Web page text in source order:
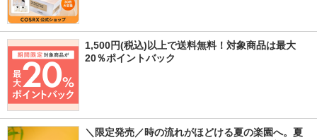
1,500円(税込)以上で送料無料！対象商品は最大
20％ポイントバック
＼限定発売／時の流れがほどける夏の楽園へ。夏